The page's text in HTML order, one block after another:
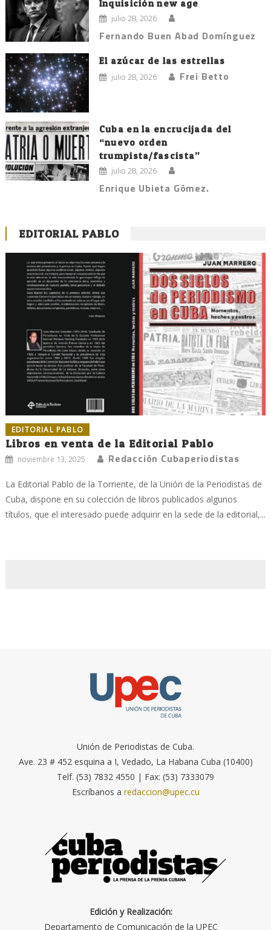
Inquisición new age
julio 28, 2026
Fernando Buen Abad Domínguez
El azúcar de las estrellas
julio 28, 2026 Frei Betto
Cuba en la encrucijada del
“nuevo orden
trumpista/fascista”
julio 28, 2026
Enrique Ubieta Gómez.
EDITORIAL PABLO
EDITORIAL PABLO
Libros en venta de la Editorial Pablo
noviembre 13, 2025 Redacción Cubaperiodistas
La Editorial Pablo de la Torriente, de la Unión de la Periodistas de
Cuba, dispone en su colección de libros publicados algunos
títulos, que el interesado puede adquirir en la sede de la editorial,...
Unión de Periodistas de Cuba.
Ave. 23 # 452 esquina a I, Vedado, La Habana Cuba (10400)
Telf. (53) 7832 4550 | Fax: (53) 7333079
Escríbanos a redaccion@upec.cu
Edición y Realización:
Departamento de Comunicación de la UPEC